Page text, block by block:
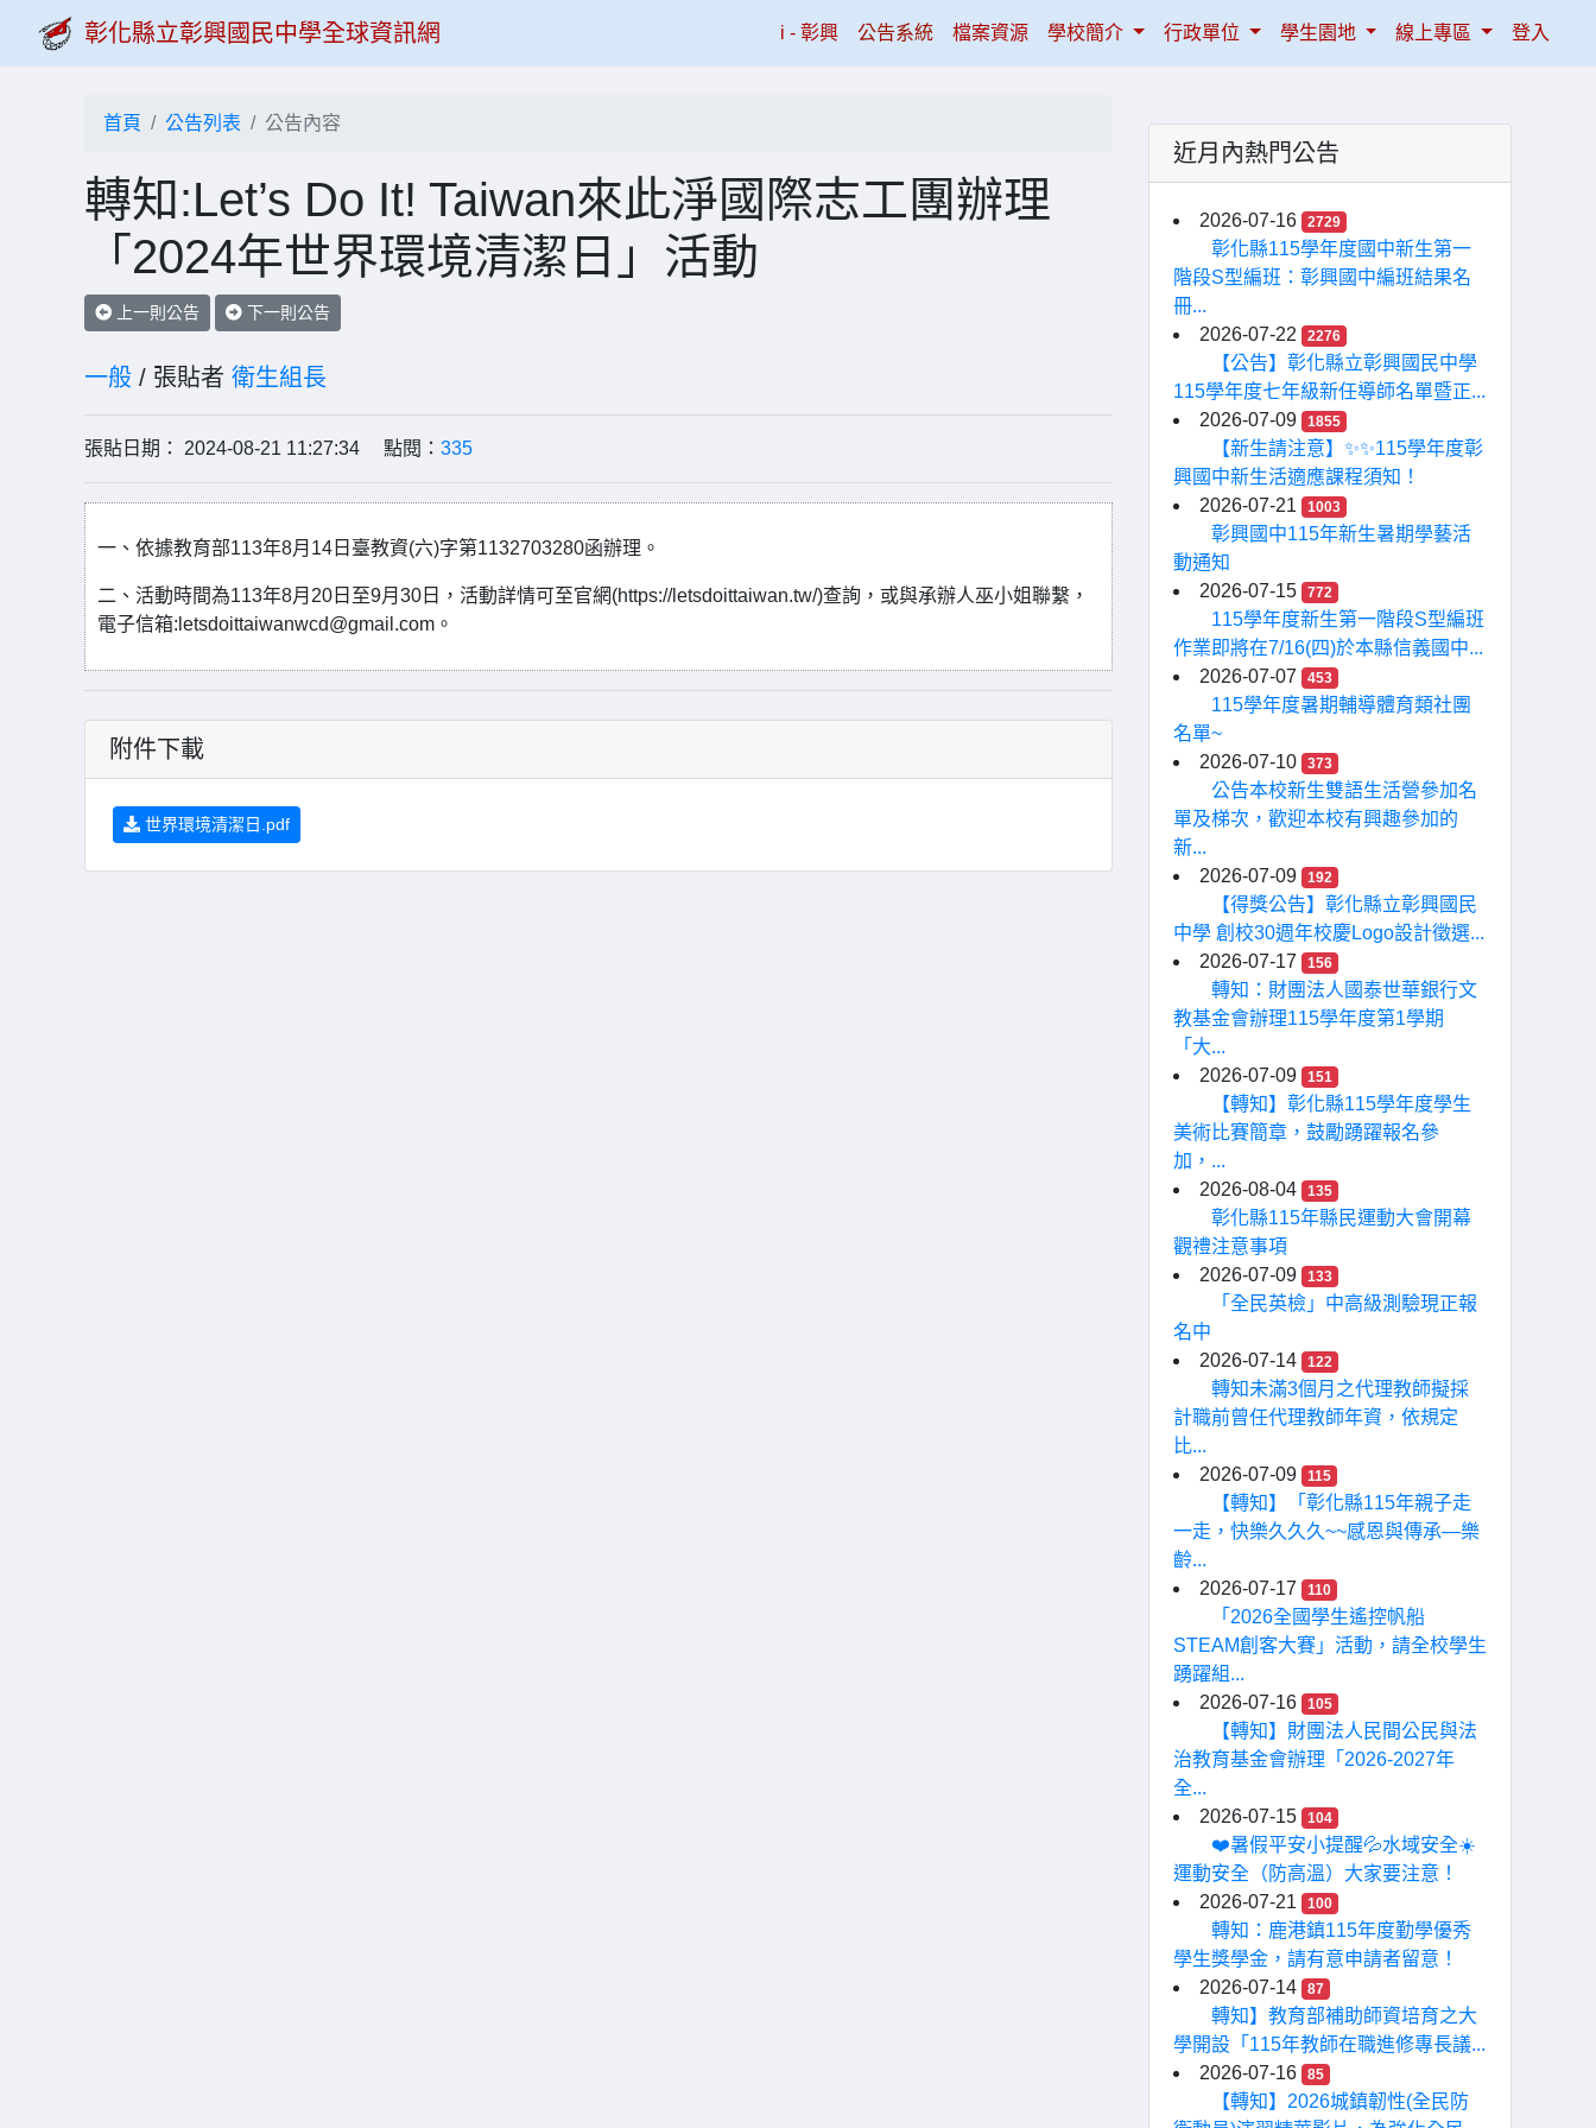
彰化縣立彰興國民中學全球資訊網 i - 彰興(current)
公告系統 檔案資源 學校簡介 行政單位 學生園地 線上專區 登入
首頁 公告列表 公告內容
轉知:Let’s Do It! Taiwan來此淨國際志工團辦理
「2024年世界環境清潔日」活動
上一則公告 下一則公告
一般 / 張貼者 衛生組長
張貼日期： 2024-08-21 11:27:34 點閱： 335
一、依據教育部113年8月14日臺教資(六)字第1132703280函辦理。
二、活動時間為113年8月20日至9月30日，活動詳情可至官網(https://letsdoittaiwan.tw/)查詢，或與承辦人巫小姐聯繫，
電子信箱:letsdoittaiwanwcd@gmail.com。
附件下載
世界環境清潔日.pdf
近月內熱門公告
2026-07-16 2729
彰化縣115學年度國中新生第一
階段S型編班：彰興國中編班結果名
冊...
2026-07-22
2276
【公告】彰化縣立彰興國民中學
115學年度七年級新任導師名單暨正...
2026-07-09
1855
【新生請注意】✨✨115學年度彰
興國中新生活適應課程須知！
2026-07-21
1003
彰興國中115年新生暑期學藝活
動通知
2026-07-15
772
115學年度新生第一階段S型編班
作業即將在7/16(四)於本縣信義國中...
2026-07-07
453
115學年度暑期輔導體育類社團
名單~
2026-07-10
373
公告本校新生雙語生活營參加名
單及梯次，歡迎本校有興趣參加的
新...
2026-07-09
192
【得獎公告】彰化縣立彰興國民
中學 創校30週年校慶Logo設計徵選...
2026-07-17
156
轉知：財團法人國泰世華銀行文
教基金會辦理115學年度第1學期
「大...
2026-07-09
151
【轉知】彰化縣115學年度學生
美術比賽簡章，鼓勵踴躍報名參
加，...
2026-08-04
135
彰化縣115年縣民運動大會開幕
觀禮注意事項
2026-07-09
133
「全民英檢」中高級測驗現正報
名中
2026-07-14
122
轉知未滿3個月之代理教師擬採
計職前曾任代理教師年資，依規定
比...
2026-07-09
115
【轉知】「彰化縣115年親子走
一走，快樂久久久~~感恩與傳承—樂
齡...
2026-07-17
110
「2026全國學生遙控帆船
STEAM創客大賽」活動，請全校學生
踴躍組...
2026-07-16
105
【轉知】財團法人民間公民與法
治教育基金會辦理「2026-2027年
全...
2026-07-15
104
❤️暑假平安小提醒💦水域安全☀️
運動安全（防高溫）大家要注意！
2026-07-21
100
轉知：鹿港鎮115年度勤學優秀
學生獎學金，請有意申請者留意！
2026-07-14
87
轉知】教育部補助師資培育之大
學開設「115年教師在職進修專長議...
2026-07-16
85
【轉知】2026城鎮韌性(全民防